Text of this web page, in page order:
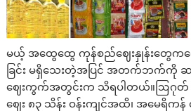
မယ့် အထွေထွေ ကုန်စည်ဈေးနှုန်းတွေကတ
ခြင်း မရှိသေးတဲ့အပြင် အတက်ဘက်ကို
ဈေးကွက်အတွင်းက သိရပါတယ်။ဩဂုတ်
ဈေး ၈၃ သိန်း ဝန်းကျင်အထိ၊ အမေရိကန်